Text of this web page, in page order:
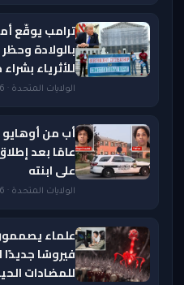
ترامب يوقّع
بالولادة
للأثرياء
الولايات المتحدة · 6 أغسطس 2026 — 5:20 PM
عامًا بعد
على ابنته
الولايات المتحدة · 6 أغسطس 2026 — 6:05 PM
فيروسًا
للمضادات